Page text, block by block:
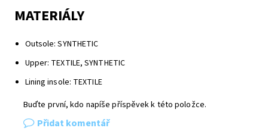
MATERIÁLY
Outsole: SYNTHETIC
Upper: TEXTILE, SYNTHETIC
Lining insole: TEXTILE
Buďte první, kdo napíše příspěvek k této položce.
Přidat komentář